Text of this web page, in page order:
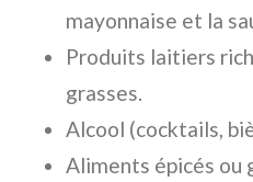
mayonnaise et la
Produits laitiers
grasses.
Alcool (cocktails,
Aliments épicés ou